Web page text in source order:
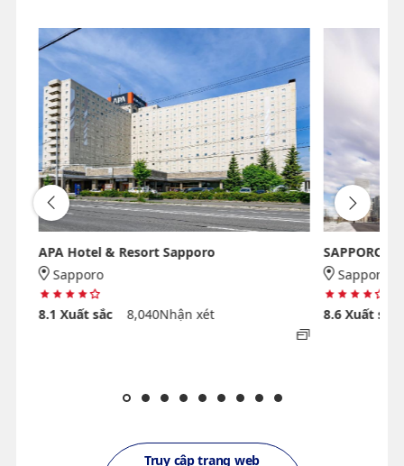
APA Hotel & Resort Sapporo
Sapporo
8.1Xuất sắc 8,040Nhận xét
SAPPORO
Sapporo
8.6Xuất sắc
Truy cập trang web